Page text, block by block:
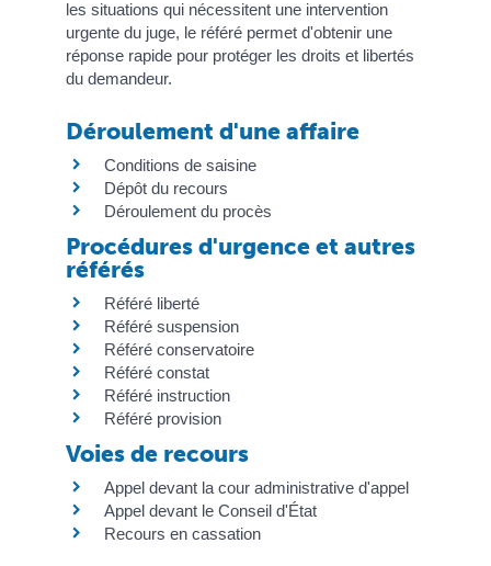
les situations qui nécessitent une intervention
urgente du juge, le référé permet d'obtenir une
réponse rapide pour protéger les droits et libertés
du demandeur.
Déroulement d'une affaire
Conditions de saisine
Dépôt du recours
Déroulement du procès
Procédures d'urgence et autres
référés
Référé liberté
Référé suspension
Référé conservatoire
Référé constat
Référé instruction
Référé provision
Voies de recours
Appel devant la cour administrative d'appel
Appel devant le Conseil d'État
Recours en cassation